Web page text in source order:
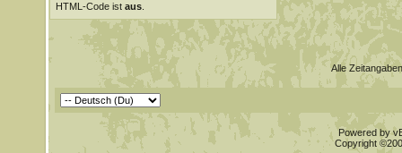
HTML-Code ist aus.
Alle
Powered by
Copyright